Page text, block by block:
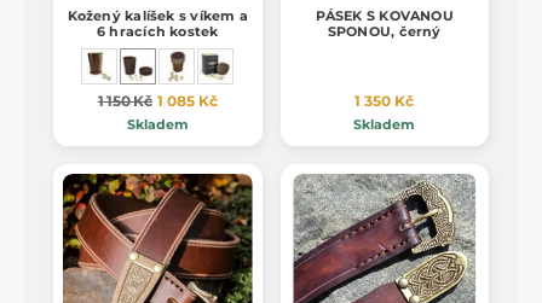
Kožený kalíšek s víkem a
6 hracích kostek
1 150 Kč 1 085 Kč
Skladem
PÁSEK S KOVANOU
SPONOU, černý
1 350 Kč
Skladem